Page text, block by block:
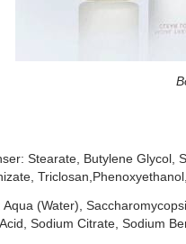
Stearate, Butylene Glycol,
(Water),
Sodium Citrate, Sodium